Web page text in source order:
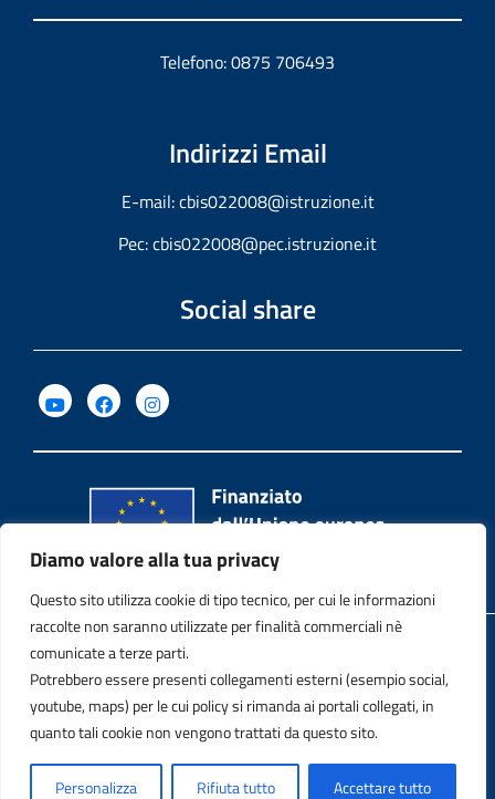
Diamo valore alla tua privacy
Questo sito utilizza cookie di tipo tecnico, per cui le informazioni
raccolte non saranno utilizzate per finalità commerciali nè
comunicate a terze parti.
Potrebbero essere presenti collegamenti esterni (esempio social,
youtube, maps) per le cui policy si rimanda ai portali collegati, in
quanto tali cookie non vengono trattati da questo sito.
Personalizza Rifiuta tutto Accettare tutto
Telefono: 0875 706493
Indirizzi Email
E-mail:cbis022008@istruzione.it
Pec:cbis022008@pec.istruzione.it
Social share
Privacy Policy
Note legali
Contatti
Dichiarazione di accessibilità